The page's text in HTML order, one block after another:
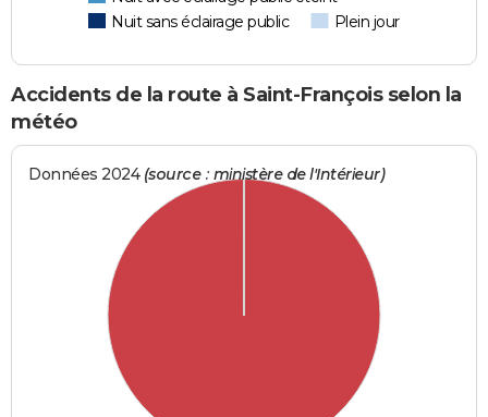
Nuit sans éclairage public
Plein jour
Accidents de la route à Saint-François selon la
météo
Données 2024 (source : ministère de l'Intérieur)